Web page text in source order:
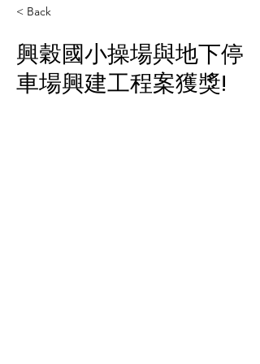
< Back
興穀國小操場與地下停
車場興建工程案獲獎!